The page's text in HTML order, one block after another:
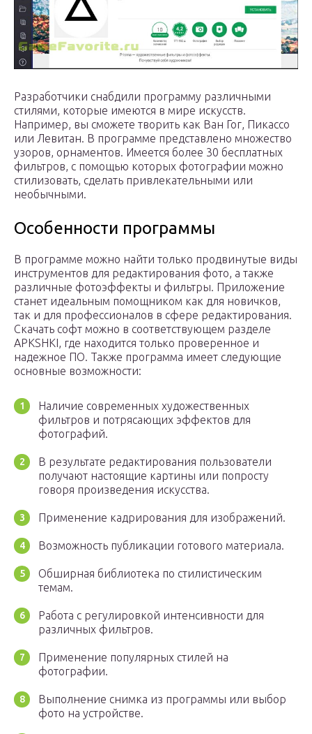
Разработчики снабдили программу различными
стилями, которые имеются в мире искусств.
Например, вы сможете творить как Ван Гог, Пикассо
или Левитан. В программе представлено множество
узоров, орнаментов. Имеется более 30 бесплатных
фильтров, с помощью которых фотографии можно
стилизовать, сделать привлекательными или
необычными.
Особенности программы
В программе можно найти только продвинутые виды
инструментов для редактирования фото, а также
различные фотоэффекты и фильтры. Приложение
станет идеальным помощником как для новичков,
так и для профессионалов в сфере редактирования.
Скачать софт можно в соответствующем разделе
APKSHKI, где находится только проверенное и
надежное ПО. Также программа имеет следующие
основные возможности:
Наличие современных художественных
фильтров и потрясающих эффектов для
фотографий.
В результате редактирования пользователи
получают настоящие картины или попросту
говоря произведения искусства.
Применение кадрирования для изображений.
Возможность публикации готового материала.
Обширная библиотека по стилистическим
темам.
Работа с регулировкой интенсивности для
различных фильтров.
Применение популярных стилей на
фотографии.
Выполнение снимка из программы или выбор
фото на устройстве.